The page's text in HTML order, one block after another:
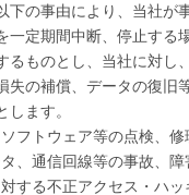
下の事由により、当社が
一定期間中断、停止する
るものとし、当社に対し
失の補償、データの復旧
します。
フトウェア等の点検、修
、通信回線等の事故、
する不正アクセス・ハ